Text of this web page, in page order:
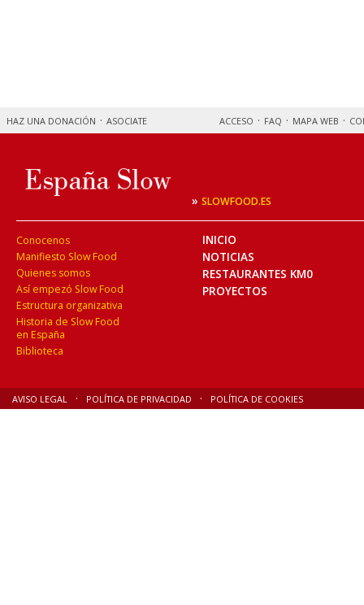
HAZ UNA DONACIÓN ASOCIATE ACCESO FAQ MAPA WEB
» SLOWFOOD.ES
Conocenos
Manifiesto Slow Food
Quienes somos
Así empezó Slow Food
Estructura organizativa
Historia de Slow Food
en España
Biblioteca
INICIO
NOTICIAS
RESTAURANTES KM0
PROYECTOS
AVISO LEGAL POLÍTICA DE PRIVACIDAD POLÍTICA DE COOKIES